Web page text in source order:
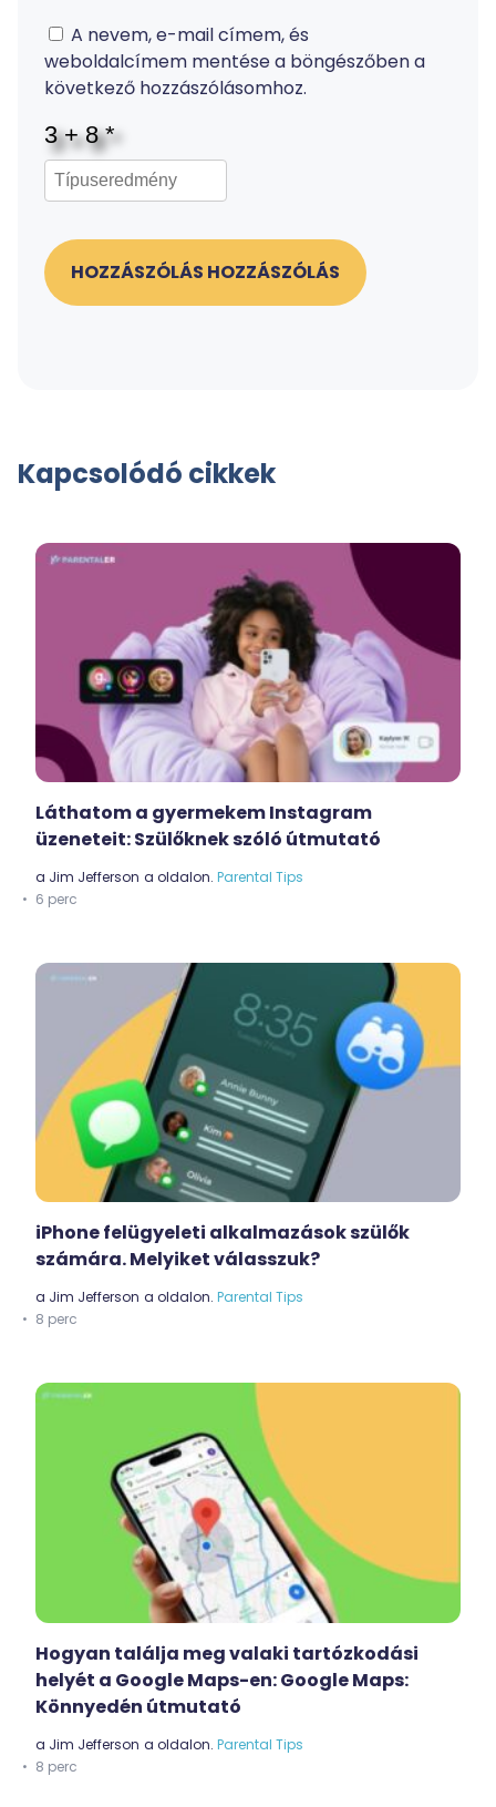
A nevem, e-mail címem, és
weboldalcímem mentése a böngészőben a
következő hozzászólásomhoz.
HOZZÁSZÓLÁS HOZZÁSZÓLÁS
Kapcsolódó cikkek
Láthatom a gyermekem Instagram
üzeneteit: Szülőknek szóló útmutató
a Jim Jefferson a oldalon. Parental Tips
6 perc
iPhone felügyeleti alkalmazások szülők
számára. Melyiket válasszuk?
a Jim Jefferson a oldalon. Parental Tips
8 perc
Hogyan találja meg valaki tartózkodási
helyét a Google Maps-en: Google Maps:
Könnyedén útmutató
a Jim Jefferson a oldalon. Parental Tips
8 perc